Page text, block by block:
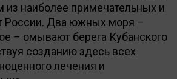
из наиболее примечательных и
России. Два южных моря –
– омывают берега Кубанского
созданию здесь всех
лечения и